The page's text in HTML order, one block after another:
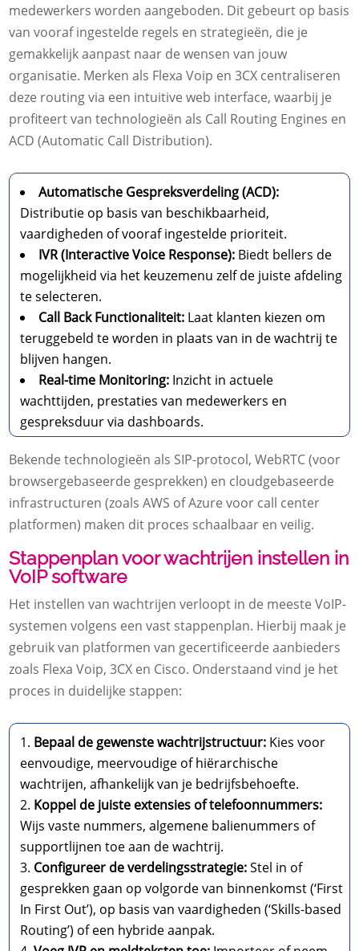
medewerkers worden aangeboden. Dit gebeurt op basis
van vooraf ingestelde regels en strategieën, die je
gemakkelijk aanpast naar de wensen van jouw
organisatie. Merken als Flexa Voip en 3CX centraliseren
deze routing via een intuitive web interface, waarbij je
profiteert van technologieën als Call Routing Engines en
ACD (Automatic Call Distribution).
Automatische Gespreksverdeling (ACD):
Distributie op basis van beschikbaarheid,
vaardigheden of vooraf ingestelde prioriteit.
IVR (Interactive Voice Response): Biedt bellers de
mogelijkheid via het keuzemenu zelf de juiste afdeling
te selecteren.
Call Back Functionaliteit: Laat klanten kiezen om
teruggebeld te worden in plaats van in de wachtrij te
blijven hangen.
Real-time Monitoring: Inzicht in actuele
wachttijden, prestaties van medewerkers en
gespreksduur via dashboards.
Bekende technologieën als SIP-protocol, WebRTC (voor
browsergebaseerde gesprekken) en cloudgebaseerde
infrastructuren (zoals AWS of Azure voor call center
platformen) maken dit proces schaalbaar en veilig.
Stappenplan voor wachtrijen instellen in
VoIP software
Het instellen van wachtrijen verloopt in de meeste VoIP-
systemen volgens een vast stappenplan. Hierbij maak je
gebruik van platformen van gecertificeerde aanbieders
zoals Flexa Voip, 3CX en Cisco. Onderstaand vind je het
proces in duidelijke stappen:
Bepaal de gewenste wachtrijstructuur: Kies voor
eenvoudige, meervoudige of hiërarchische
wachtrijen, afhankelijk van je bedrijfsbehoefte.
Koppel de juiste extensies of telefoonnummers:
Wijs vaste nummers, algemene balienummers of
supportlijnen toe aan de wachtrij.
Configureer de verdelingsstrategie:Stel in of
gesprekken gaan op volgorde van binnenkomst (‘First
In First Out’), op basis van vaardigheden (‘Skills-based
Routing’) of een hybride aanpak.